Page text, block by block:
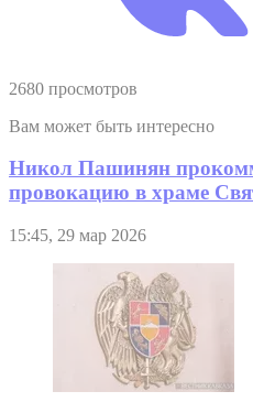
2680 просмотров
Вам может быть интересно
Никол Пашинян
провокацию в храме
15:45, 29 мар 2026